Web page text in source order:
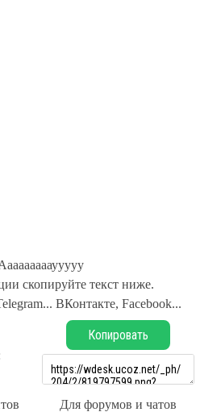
скопируйте текст ниже.
ВКонтакте, Facebook...
Копировать
Для форумов и чатов